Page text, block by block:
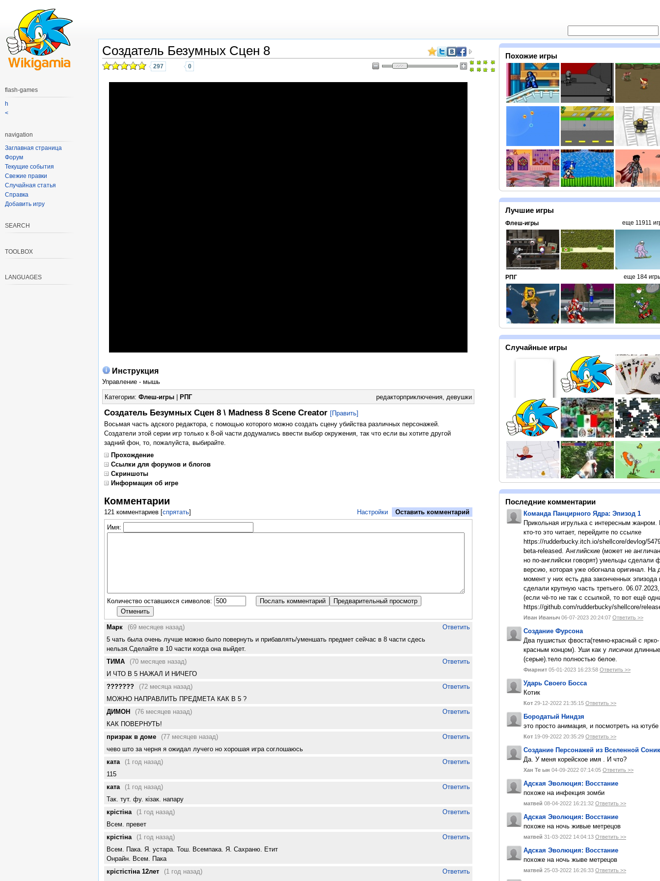
Создатель Безумных Сцен 8
297 0
Инструкция
Управление - мышь
Категории: Флеш-игры| РПГ редакторприключения,девушки
Создатель Безумных Сцен 8 \ Madness 8 Scene Creator [Править]
Восьмая часть адского редактора, с помощью которого можно создать сцену убийства различных персонажей.
Создатели этой серии игр только к 8-ой части додумались ввести выбор окружения, так что если вы хотите другой
задний фон, то, пожалуйста, выбирайте.
Прохождение
Ссылки для форумов и блогов
Скриншоты
Информация об игре
Комментарии
121 комментариев[спрятать] Оставить комментарий
Настройки
Имя:
Количество оставшихся символов:
Марк (69 месяцев назад)
Ответить
5 чать была очень лучше можно было повернуть и прибавлять/уменшать предмет сейчас в 8 части сдесь
нельзя.Сделайте в 10 части когда она выйдет.
ТИМА
(70 месяцев назад)
Ответить
И ЧТО В 5 НАЖАЛ И НИЧЕГО
???????
(72 месяца назад)
Ответить
МОЖНО НАПРАВЛИТЬ ПРЕДМЕТА КАК В 5 ?
ДИМОН
(76 месяцев назад)
Ответить
КАК ПОВЕРНУТЬ!
призрак в доме
(77 месяцев назад)
Ответить
чево што за черня я ожидал лучего но хорошая игра соглошаюсь
ката
(1 год назад)
Ответить
115
ката
(1 год назад)
Ответить
Так. тут. фу. кізак. напару
крістіна
(1 год назад)
Ответить
Всем. превет
крістіна
(1 год назад)
Ответить
Всем. Пака. Я. устара. Тош. Всемпака. Я. Сахраню. Етит
Онрайн. Всем. Пака
крістістіна 12лет
(1 год назад)
Ответить
Похожие игры
Лучшие игры
Флеш-игры еще 11911
РПГ еще 184
Случайные игры
Последние комментарии
Команда Панцирного Ядра: Эпизод 1
Прикольная игрулька с интересным жанром.
кто-то это читает, перейдите по ссылке
https://rudderbucky.itch.io/shellcore/devlog/
beta-released. Английские (может не
но по-английски говорят) умельцы сделали
версию, которая уже обогнала оригинал. На
момент у них есть два законченных эпизода
сделали крупную часть третьего.
(если чё-то не так с ссылкой, то вот ещё
https://github.com/rudderbucky/shellcore/
Иван Иваныч 06-07-2023 20:24:07 Ответить >>
Создание Фурсона
Два пушистых фвоста(темно-красный с ярко-
красным концом). Уши как у лисички длинные
(серые).тело полностью белое.
Фиарнит 05-01-2023 16:23:58 Ответить >>
Ударь Своего Босса
Котик
Кот 29-12-2022 21:35:15 Ответить >>
Бородатый Ниндзя
это просто анимация, и посмотреть на
Кот 19-09-2022 20:35:29 Ответить >>
Создание Персонажей из Вселенной
Да. У меня корейское имя . И что?
Хан Те ын 04-09-2022 07:14:05 Ответить >>
Адская Эволюция: Восстание
похоже на инфекция зомби
матвей 08-04-2022 16:21:32 Ответить >>
Адская Эволюция: Восстание
похоже на ночь живые метрецов
матвей 31-03-2022 14:04:13 Ответить >>
Адская Эволюция: Восстание
похоже на ночь жыве метрецов
матвей 25-03-2022 16:26:33 Ответить >>
flash-games
h
<
navigation
Заглавная страница
Форум
Текущие события
Свежие правки
Случайная статья
Справка
Добавить игру
SEARCH
TOOLBOX
LANGUAGES